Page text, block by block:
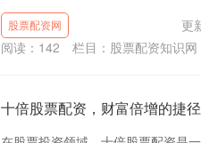
股票配资网 更
阅读： 142 栏目： 股票配资知识网
十倍股票配资，财富倍增的捷径